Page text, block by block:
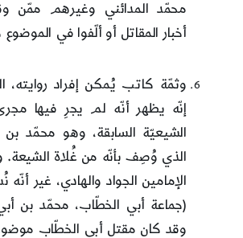
محمّد المدائني وغيرهم ممّن
أخبار المقاتل أو ألّفوا في
وثمّة كاتب يُمكن إفراد روايته،
إنّه يظهر أنّه لم يجرِ فيها مجرى
الشيعيّة السابقة، وهو محمّد بن
الذي وُصِف بأنّه من غُلاة الشيعة.
الإمامين الجواد والهادي، غير
(جماعة أبي الخطّاب، محمّد بن
وقد كان مقتل أبي الخطّاب